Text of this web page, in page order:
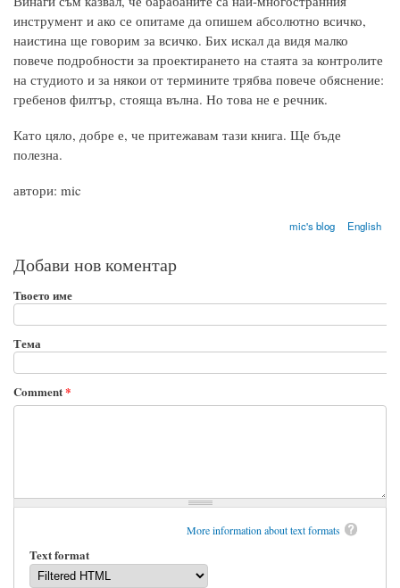
инструмент и ако се опитаме да опишем абсолютно всичко,
наистина ще говорим за всичко. Бих искал да видя малко
повече подробности за проектирането на стаята за контролите
на студиото и за някои от термините трябва повече обяснение:
гребенов филтър, стояща вълна. Но това не е речник.
Като цяло, добре е, че притежавам тази книга. Ще бъде
полезна.
автори: mic
mic's blog English
Добави нов коментар
Твоето име
Тема
Comment*
More information about text formats
Text format